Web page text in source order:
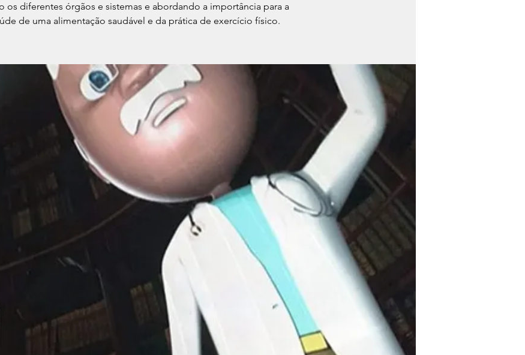
os diferentes órgãos e sistemas e abordando a importância para a
de uma alimentação saudável e da prática de exercício físico.